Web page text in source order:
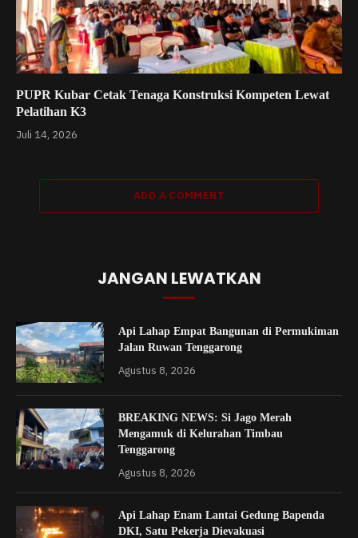
PUPR Kubar Cetak Tenaga Konstruksi Kompeten Lewat
Pelatihan K3
Juli 14, 2026
ADD A COMMENT
JANGAN LEWATKAN
Api Lahap Empat Bangunan di Permukiman
Jalan Ruwan Tenggarong
Agustus 8, 2026
BREAKING NEWS: Si Jago Merah
Mengamuk di Kelurahan Timbau
Tenggarong
Agustus 8, 2026
Api Lahap Enam Lantai Gedung Bapenda
DKI, Satu Pekerja Dievakuasi